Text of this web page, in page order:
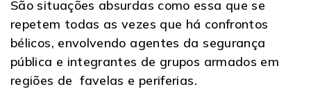
São situações absurdas como essa que se
repetem todas as vezes que há confrontos
bélicos, envolvendo agentes da segurança
pública e integrantes de grupos armados em
regiões de favelas e periferias.